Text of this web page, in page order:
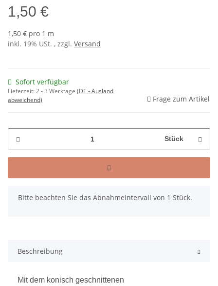
1,50 €
1,50 € pro 1 m
inkl. 19% USt. , zzgl. Versand
Sofort verfügbar
Lieferzeit:2 - 3 Werktage (DE - Ausland
abweichend)
Frage zum Artikel
Stück
x
Bitte beachten Sie das Abnahmeintervall von 1 Stück.
Beschreibung
Mit dem konisch geschnittenen